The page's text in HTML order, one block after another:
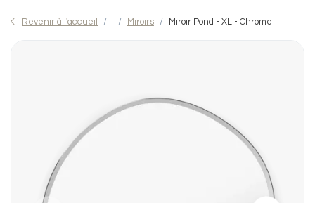
Revenir à l'accueil Miroirs Miroir Pond - XL - Chrome